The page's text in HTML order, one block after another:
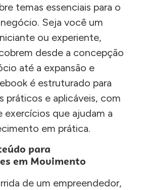
temas essenciais para o
Seja você um
ou experiente,
desde a concepção
até a expansão e
é estruturado para
práticos e aplicáveis, com
exercícios que ajudam a
em prática.
para
em Movimento
de um empreendedor,